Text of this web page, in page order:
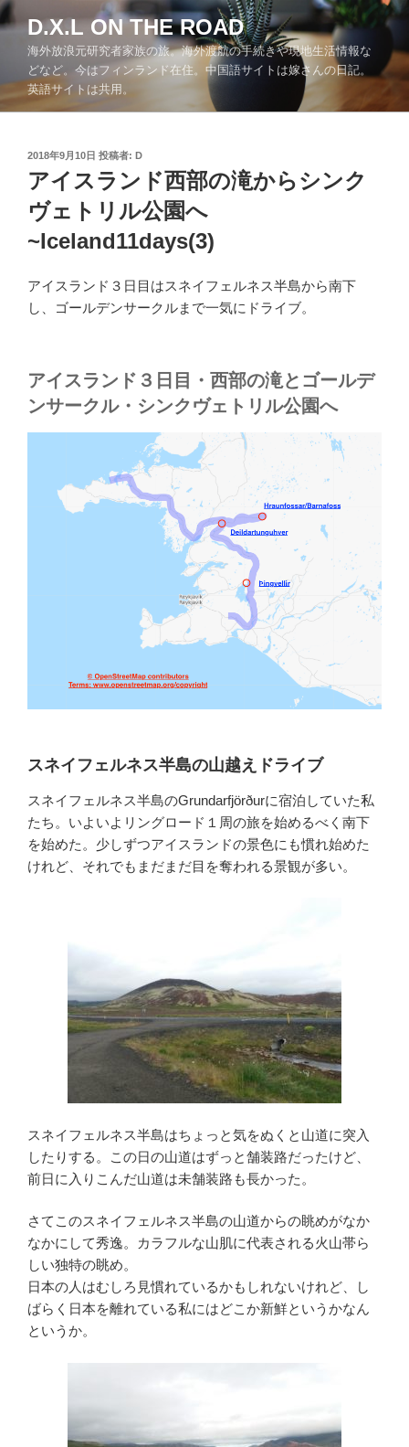
コ
ン
ツ
D.X.L ON THE ROAD
海外放浪元研究者家族の旅。海外渡航の手続きや現地生活情報な
どなど。今はフィンランド在住。中国語サイトは嫁さんの日記。
英語サイトは共用。
投
稿
日:
2018年9月10日 投稿者: D
アイスランド西部の滝からシンク
ヴェトリル公園へ
~Iceland11days(3)
アイスランド３日目はスネイフェルネス半島から南下
し、ゴールデンサークルまで一気にドライブ。
アイスランド３日目・西部の滝とゴールデ
ンサークル・シンクヴェトリル公園へ
スネイフェルネス半島の山越えドライブ
スネイフェルネス半島のGrundarfjörðurに宿泊していた私
たち。いよいよリングロード１周の旅を始めるべく南下
を始めた。少しずつアイスランドの景色にも慣れ始めた
けれど、それでもまだまだ目を奪われる景観が多い。
スネイフェルネス半島はちょっと気をぬくと山道に突入
したりする。この日の山道はずっと舗装路だったけど、
前日に入りこんだ山道は未舗装路も長かった。
さてこのスネイフェルネス半島の山道からの眺めがなか
なかにして秀逸。カラフルな山肌に代表される火山帯ら
しい独特の眺め。
日本の人はむしろ見慣れているかもしれないけれど、し
ばらく日本を離れている私にはどこか新鮮というかなん
というか。